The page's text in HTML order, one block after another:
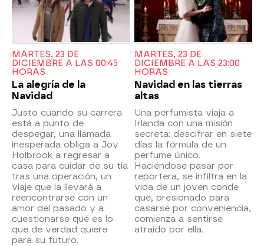
MARTES, 23 DE
DICIEMBRE A LAS 00:45
HORAS
La alegría de la
Navidad
Justo cuando su carrera
está a punto de
despegar, una llamada
inesperada obliga a Joy
Holbrook a regresar a
casa para cuidar de su tía
tras una operación, un
viaje que la llevará a
reencontrarse con un
amor del pasado y a
cuestionarse qué es lo
que de verdad quiere
para su futuro.
MARTES, 23 DE
DICIEMBRE A LAS 23:00
HORAS
Navidad en las tierras
altas
Una perfumista viaja a
Irlanda con una misión
secreta: descifrar en siete
días la fórmula de un
perfume único.
Haciéndose pasar por
reportera, se infiltra en la
vida de un joven conde
que, presionado para
casarse por conveniencia,
comienza a sentirse
atraído por ella.